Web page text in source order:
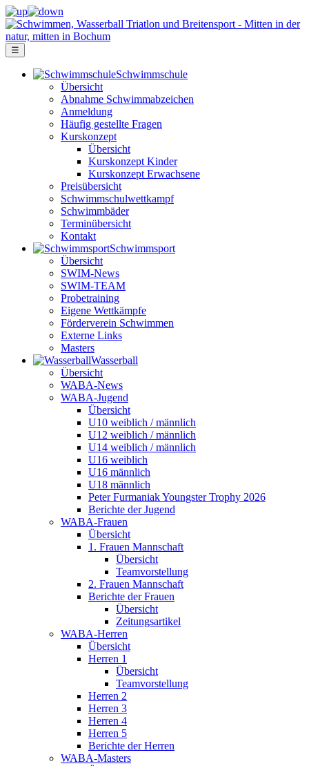
☰
Schwimm­schule
Übersicht
Ab­nah­me Schwimm­ab­zei­chen
Anmeldung
Häufig gestellte Fragen
Kurs­konzept
Übersicht
Kurskonzept Kinder
Kurskonzept Erwachsene
Preis­über­sicht
Schwimm­schul­wett­kampf
Schwimm­bäder
Terminübersicht
Kontakt
Schwimm­sport
Übersicht
SWIM-News
SWIM-TEAM
Probe­training
Eigene Wettkämpfe
Förderverein Schwimmen
Externe Links
Masters
Wasser­ball
Übersicht
WABA-News
WABA-Jugend
Übersicht
U10 weiblich / männlich
U12 weiblich / männlich
U14 weiblich / männlich
U16 weiblich
U16 männlich
U18 männlich
Peter Furmaniak Youngster Trophy 2026
Berichte der Jugend
WABA-Frauen
Übersicht
1. Frauen Mannschaft
Übersicht
Teamvorstellung
2. Frauen Mannschaft
Berichte der Frauen
Übersicht
Zeitungsartikel
WABA-Herren
Übersicht
Herren 1
Übersicht
Teamvorstellung
Herren 2
Herren 3
Herren 4
Herren 5
Berichte der Herren
WABA-Masters